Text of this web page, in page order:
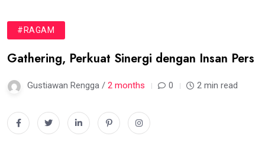
#RAGAM
Gathering, Perkuat Sinergi dengan Insan Pers
Gustiawan Rengga / 2 months 0 2 min read